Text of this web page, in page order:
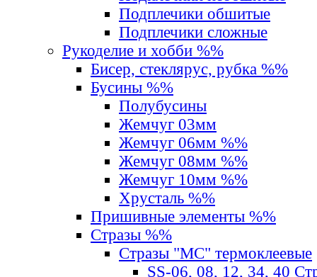
Подплечики обшитые
Подплечики сложные
Рукоделие и хобби %%
Бисер, стеклярус, рубка %%
Бусины %%
Полубусины
Жемчуг 03мм
Жемчуг 06мм %%
Жемчуг 08мм %%
Жемчуг 10мм %%
Хрусталь %%
Пришивные элементы %%
Стразы %%
Стразы "MС" термоклеевые
SS-06, 08, 12, 34, 40